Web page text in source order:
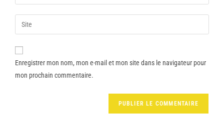
Enregistrer mon nom, mon e-mail et mon site dans le navigateur pour
mon prochain commentaire.